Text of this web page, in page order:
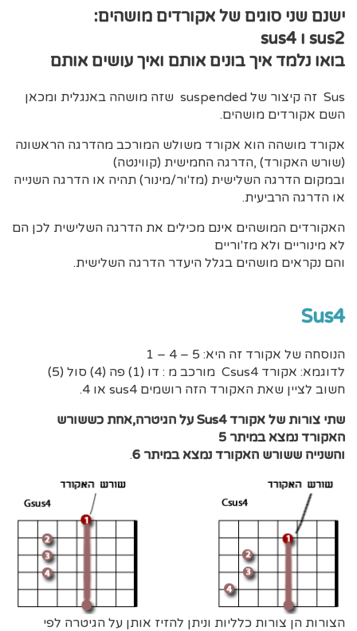
ישנם שני סוגים של אקורדים מושהים:
sus2 ו sus4
בואו נלמד איך בונים אותם ואיך עושים אותם
Sus זה קיצור של suspended שזה מושהה באנגלית ומכאן
השם אקורדים מושהים.
אקורד מושהה הוא אקורד משולש המורכב מהדרגה הראשונה
(שורש האקורד) ,הדרגה החמישית (קווינטה)
ובמקום הדרגה השלישית (מז'ור/מינור) תהיה או הדרגה השנייה
או הדרגה הרביעית.
האקורדים המושהים אינם מכילים את הדרגה השלישית לכן הם
לא מינוריים ולא מז'וריים
והם נקראים מושהים בגלל היעדר הדרגה השלישית.
Sus4
הנוסחה של אקורד זה היא: 5 – 4 – 1
לדוגמא: אקורד Csus4 מורכב מ : דו (1) פה (4) סול (5)
חשוב לציין שאת האקורד הזה רושמים sus4 או 4.
שתי צורות של אקורד Sus4 על הגיטרה,אחת כששורש
האקורד נמצא במיתר 5
והשנייה ששורש האקורד נמצא במיתר 6
.
הצורות הן צורות כלליות וניתן להזיז אותן על הגיטרה לפי